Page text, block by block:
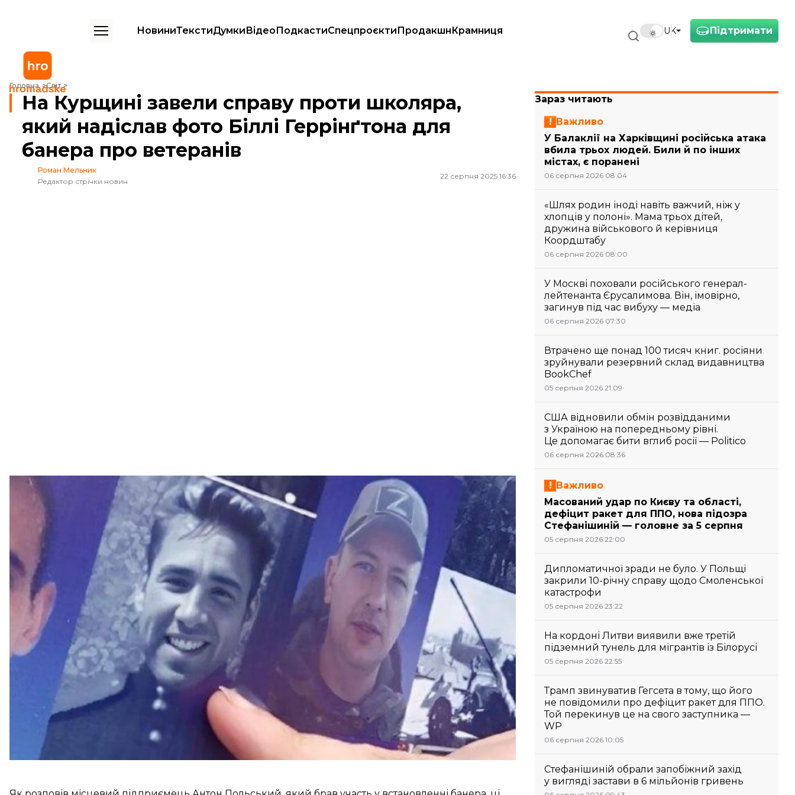
Підтримати
UK
НовиниТекстиДумкиВідеоПодкастиСпецпроєктиПродакшнКрамниця
Головна Світ
На Курщині завели справу проти школяра, який надіслав фото Біллі Геррінґтона для банера про ветеранів
На Курщині завели справу проти школяра,
який надіслав фото Біллі Геррінґтона для
банера про ветеранів
Роман Мельник
Редактор стрічки новин
22 серпня 2025 16:36
Фото Біллі Гернґтона на банері про ветеранів
Медиазона
У Курській області рф завели справу проти школяра, який для банера про ветеранів надіслав фото
порноактора Біллі Геррінґтона. Йому закидають статтю про «реабілітацію нацизму».
«Медиазона».
Так, за даними видання, у центрі Желєзногорська напередодні 9 травня встановили 11-метровий
банер із портретами ветеранів німецько-радянської війни.
Жителі міста могли надсилати для нього портрети своїх родичів. Однак, як пише «Медиазона», на
банері помітили сім портретів у радянській формі актора гей-порно Вільяма Геррінґтона, відомого за
мемами про гачімучі.
Зараз читають
Важливо
У Балаклії на Харківщині російська атака
вбила трьох людей. Били й по інших
містах, є поранені
06 серпня 2026 08:04
«Шлях родин іноді навіть важчий, ніж у
хлопців у полоні». Мама трьох дітей,
дружина військового й керівниця
Коордштабу
06 серпня 2026 08:00
У Москві поховали російського генерал-
лейтенанта Єрусалимова. Він, імовірно,
загинув під час вибуху — медіа
06 серпня 2026 07:30
Втрачено ще понад 100 тисяч книг. росіяни
зруйнували резервний склад видавництва
BookChef
05 серпня 2026 21:09
США відновили обмін розвідданими
з Україною на попередньому рівні.
Це допомагає бити вглиб росії — Politico
06 серпня 2026 08:36
Важливо
Масований удар по Києву та області,
дефіцит ракет для ППО, нова підозра
Стефанішиній — головне за 5 серпня
05 серпня 2026 22:00
Дипломатичної зради не було. У Польщі
закрили 10-річну справу щодо Смоленської
катастрофи
05 серпня 2026 23:22
На кордоні Литви виявили вже третій
підземний тунель для мігрантів із Білорусі
05 серпня 2026 22:55
Трамп звинуватив Гегсета в тому, що його
не повідомили про дефіцит ракет для ППО.
Той перекинув це на свого заступника —
WP
06 серпня 2026 10:05
Стефанішиній обрали запобіжний захід
у вигляді застави в 6 мільйонів гривень